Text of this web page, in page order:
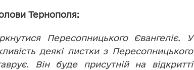
Тернополя:
Пересопницького Євангеліє. У
деякі листки з Пересопницького
Він буде присутній на відкритті